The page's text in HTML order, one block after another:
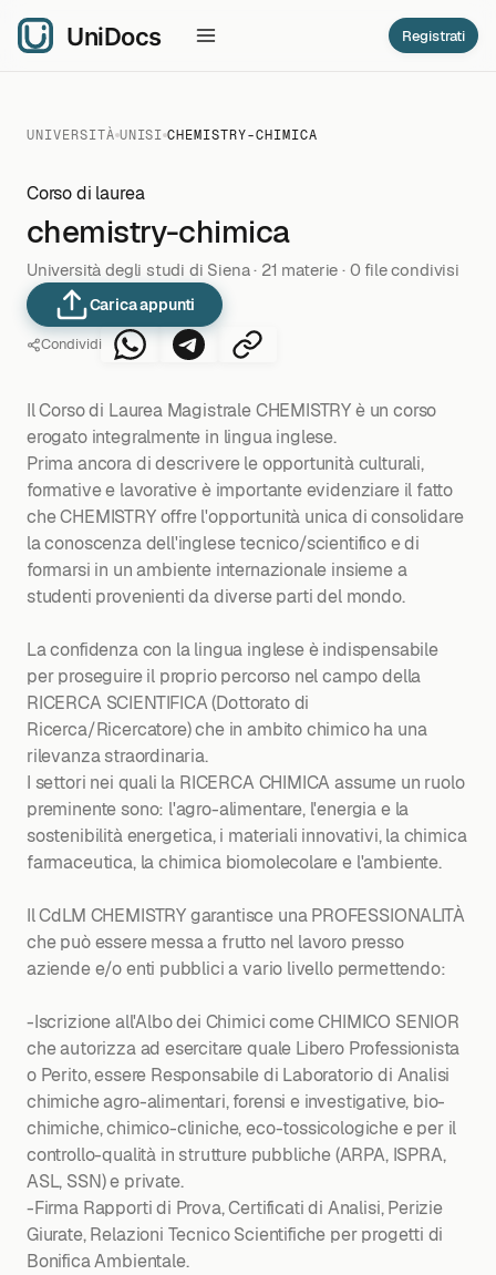
Registrati
UNIVERSITÀ UNISI CHEMISTRY-CHIMICA
Corso di laurea
chemistry-chimica
Università degli studi di Siena · 21 materie · 0 file condivisi
Carica appunti
Condividi
Il Corso di Laurea Magistrale CHEMISTRY è un corso
erogato integralmente in lingua inglese.
Prima ancora di descrivere le opportunità culturali,
formative e lavorative è importante evidenziare il fatto
che CHEMISTRY offre l'opportunità unica di consolidare
la conoscenza dell'inglese tecnico/scientifico e di
formarsi in un ambiente internazionale insieme a
studenti provenienti da diverse parti del mondo.
La confidenza con la lingua inglese è indispensabile
per proseguire il proprio percorso nel campo della
RICERCA SCIENTIFICA (Dottorato di
Ricerca/Ricercatore) che in ambito chimico ha una
rilevanza straordinaria.
I settori nei quali la RICERCA CHIMICA assume un ruolo
preminente sono: l'agro-alimentare, l'energia e la
sostenibilità energetica, i materiali innovativi, la chimica
farmaceutica, la chimica biomolecolare e l'ambiente.
Il CdLM CHEMISTRY garantisce una PROFESSIONALITÀ
che può essere messa a frutto nel lavoro presso
aziende e/o enti pubblici a vario livello permettendo:
-Iscrizione all'Albo dei Chimici come CHIMICO SENIOR
che autorizza ad esercitare quale Libero Professionista
o Perito, essere Responsabile di Laboratorio di Analisi
chimiche agro-alimentari, forensi e investigative, bio-
chimiche, chimico-cliniche, eco-tossicologiche e per il
controllo-qualità in strutture pubbliche (ARPA, ISPRA,
ASL, SSN) e private.
-Firma Rapporti di Prova, Certificati di Analisi, Perizie
Giurate, Relazioni Tecnico Scientifiche per progetti di
Bonifica Ambientale.